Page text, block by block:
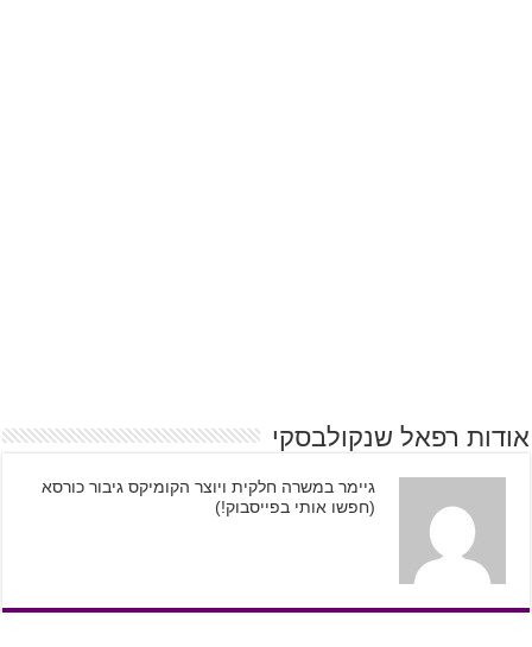
אודות רפאל שנקולבסקי
גיימר במשרה חלקית ויוצר הקומיקס גיבור כורסא
(חפשו אותי בפייסבוק!)